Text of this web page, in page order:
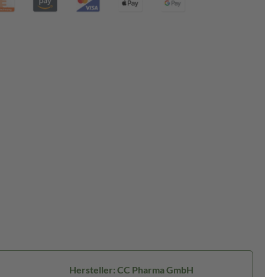
Hersteller: CC Pharma GmbH